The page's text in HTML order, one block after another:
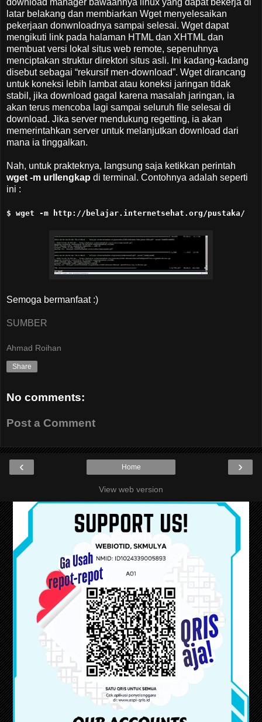
latar belakang dan membiarkan Wget menyelesaikan
pekerjaan donwnloadnya sampai selesai. Wget dapat
mengikuti link pada halaman HTML dan XHTML dan
membuat versi lokal situs web remote, sepenuhnya
menciptakan struktur direktori situs asli. Ini kadang-kadang
disebut sebagai “rekursif men-download”. Wget dirancang
untuk koneksi lebih lambat atau koneksi jaringan tidak
stabil, jika download gagal karena masalah jaringan, ia
akan terus mencoba lagi sampai seluruh file selesai di
download. Jika server mendukung regetting, ia akan
memerintahkan server untuk melanjutkan download dari
mana ia tinggalkan.
Nah, untuk prakteknya, langsung saja ketikkan perintah
wget -m urllengkap di terminal. Contohnya adalah seperti
ini :
$ wget -m http://belajar.internetsehat.org/pustaka/
Semoga bermanfaat :)
SUMBER
Ahmad Roihan
Share
No comments:
Post a Comment
‹ ›
Home
View web version